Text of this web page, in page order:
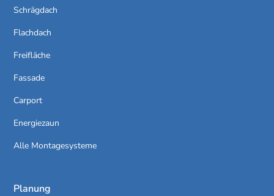
Schrägdach
Flachdach
Freifläche
Fassade
Carport
Energiezaun
Alle Montagesysteme
Planung